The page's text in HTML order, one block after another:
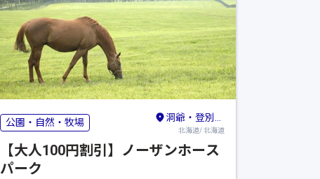
公園・自然・牧場 洞爺・登別・苫小牧・室蘭
北海道/ 北海道
【大人100円割引】ノーザンホース
パーク